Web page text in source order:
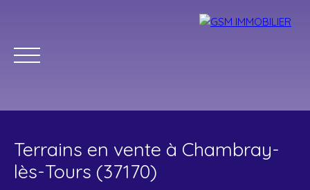
Terrains en vente à Chambray-
lès-Tours (37170)